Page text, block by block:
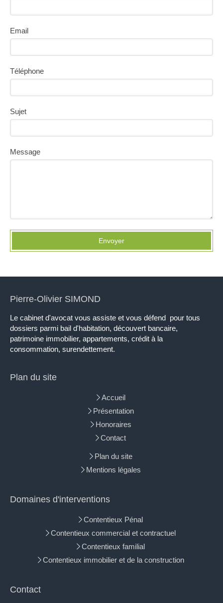
Email
Téléphone
Sujet
Message
Envoyer
Pierre-Olivier SIMOND
Le cabinet d'avocat vous assiste et vous défend pour tous
dossiers parmi bail d'habitation, découvert bancaire,
patrimoine immobilier, appartements, crédit à la
consommation, surendettement.
Plan du site
Accueil
Présentation
Honoraires
Contact
Plan du site
Mentions légales
Domaines d'interventions
Contentieux Pénal
Contentieux commercial et contractuel
Contentieux familial
Contentieux immobilier et de la construction
Contact